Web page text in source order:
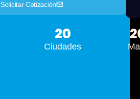
Solicitar Cotización
20
Ciudades